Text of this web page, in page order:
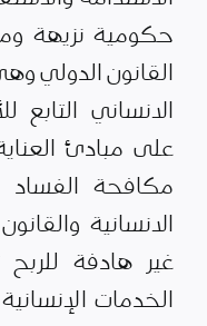
حكومية نزيهة
القانون الدولي
الانساني
على مبادئ
مكافحة الفساد
الانسانية
غير هادفة
الخدمات